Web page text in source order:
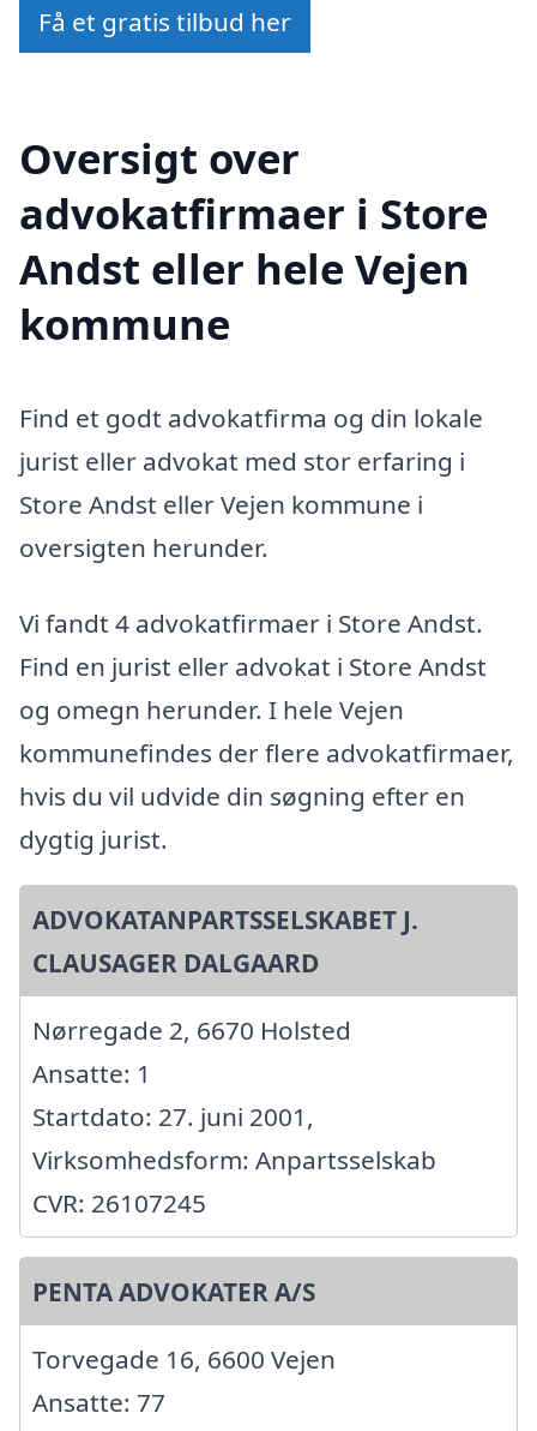
Få et gratis tilbud her
Oversigt over
advokatfirmaer i Store
Andst eller hele Vejen
kommune
Find et godt advokatfirma og din lokale
jurist eller advokat med stor erfaring i
Store Andst eller Vejen kommune i
oversigten herunder.
Vi fandt 4 advokatfirmaer i Store Andst.
Find en jurist eller advokat i Store Andst
og omegn herunder. I hele Vejen
kommunefindes der flere advokatfirmaer,
hvis du vil udvide din søgning efter en
dygtig jurist.
ADVOKATANPARTSSELSKABET J.
CLAUSAGER DALGAARD
Nørregade 2, 6670 Holsted
Ansatte: 1
Startdato: 27. juni 2001,
Virksomhedsform: Anpartsselskab
CVR: 26107245
PENTA ADVOKATER A/S
Torvegade 16, 6600 Vejen
Ansatte: 77